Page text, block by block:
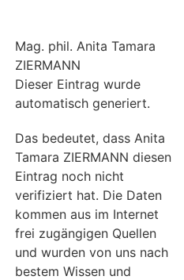
Mag. phil. Anita Tamara
ZIERMANN
Dieser Eintrag wurde
automatisch generiert.
Das bedeutet, dass Anita
Tamara ZIERMANN diesen
Eintrag noch nicht
verifiziert hat. Die Daten
kommen aus im Internet
frei zugängigen Quellen
und wurden von uns nach
bestem Wissen und